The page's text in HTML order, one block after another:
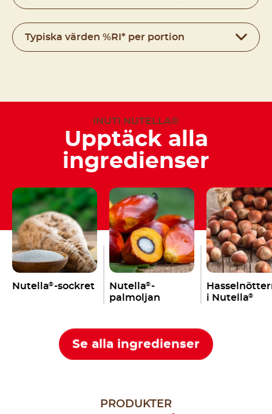
Typiska värden %RI* per portion
INUTI NUTELLA®
Upptäck alla
ingredienser
Nutella®-sockret Nutella®-
palmoljan
i Nutella®
Se alla ingredienser
PRODUKTER